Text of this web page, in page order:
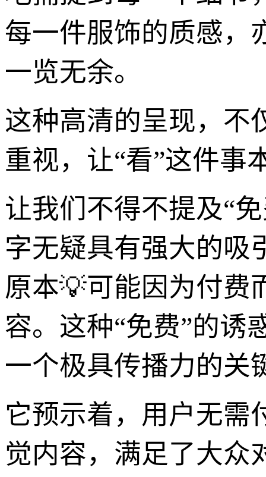
每一件服饰的质感，
一览无余。
这种高清的呈现，不
重视，让“看”这件事
让我们不得不提及“
字无疑具有强大的吸
原本💡可能因为付费
容。这种“免费”的诱
一个极具传播力的关
它预示着，用户无需
觉内容，满足了大众